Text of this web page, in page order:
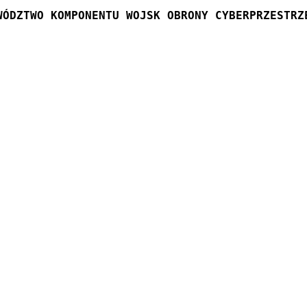
KOMPONENTU WOJSK OBRONY